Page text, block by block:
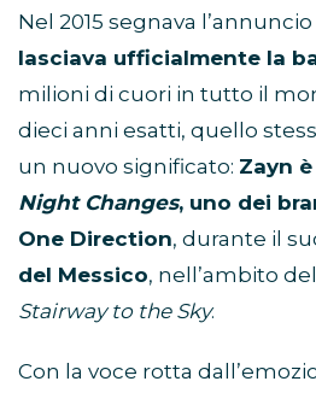
Nel 2015 segnava
lasciava ufficialmente la
milioni di cuori in tutto il
dieci anni esatti, quello
un nuovo significato: Zayn
Night Changes, uno dei
One Direction, durante il
del Messico, nell’ambito
Stairway to the Sky.
Con la voce rotta